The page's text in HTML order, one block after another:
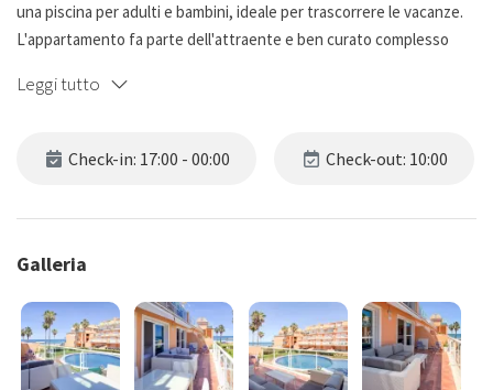
una piscina per adulti e bambini, ideale per trascorrere le vacanze.
L'appartamento fa parte dell'attraente e ben curato complesso
accogliente e familiare.
Il complesso residenziale è completamente recintato
Si accede all'appartamento attraverso l'ingresso, che conduce al
dotato di SMART TV, WIFI e aria condizionata, con accesso a una
piacevole terrazza da cui è possibile osservare i bambini nel
giardino e in piscina, oltre a godere di una vista spettacolare sul
Leggi tutto
Check-in: 17:00 - 00:00 Check-out: 10:00
Galleria